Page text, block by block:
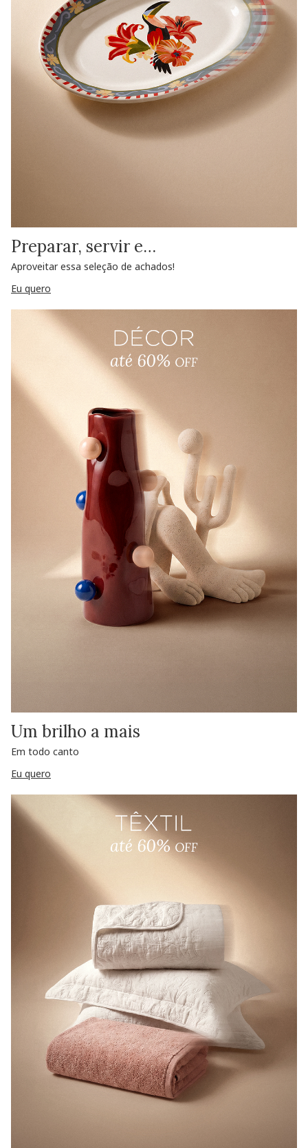
Preparar, servir e…
Aproveitar essa seleção de achados!
Eu quero
Um brilho a mais
Em todo canto
Eu quero